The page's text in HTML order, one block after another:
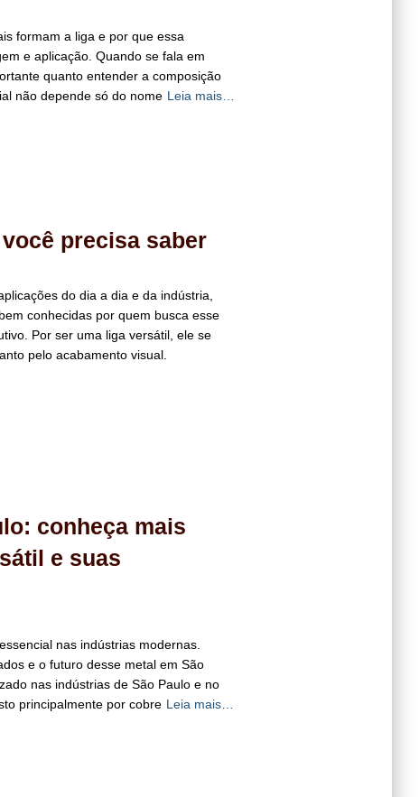
formam a liga e por que essa
e aplicação. Quando se fala em
quanto entender a composição
não depende só do nome Leia mais…
precisa saber
do dia a dia e da indústria,
conhecidas por quem busca esse
Por ser uma liga versátil, ele se
pelo acabamento visual.
conheça mais
e suas
nas indústrias modernas.
e o futuro desse metal em São
nas indústrias de São Paulo e no
principalmente por cobre Leia mais…